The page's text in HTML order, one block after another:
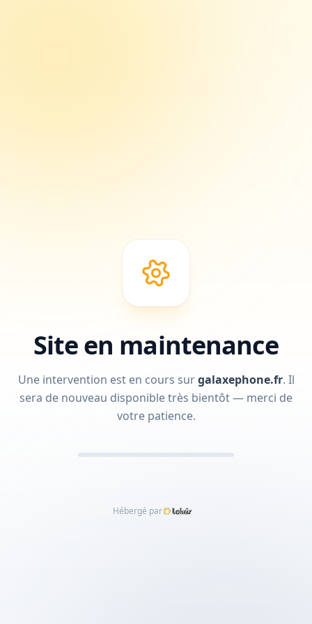
Site en maintenance
Une intervention est en cours surgalaxephone.fr. Il
sera de nouveau disponible très bientôt — merci de
votre patience.
Hébergé par